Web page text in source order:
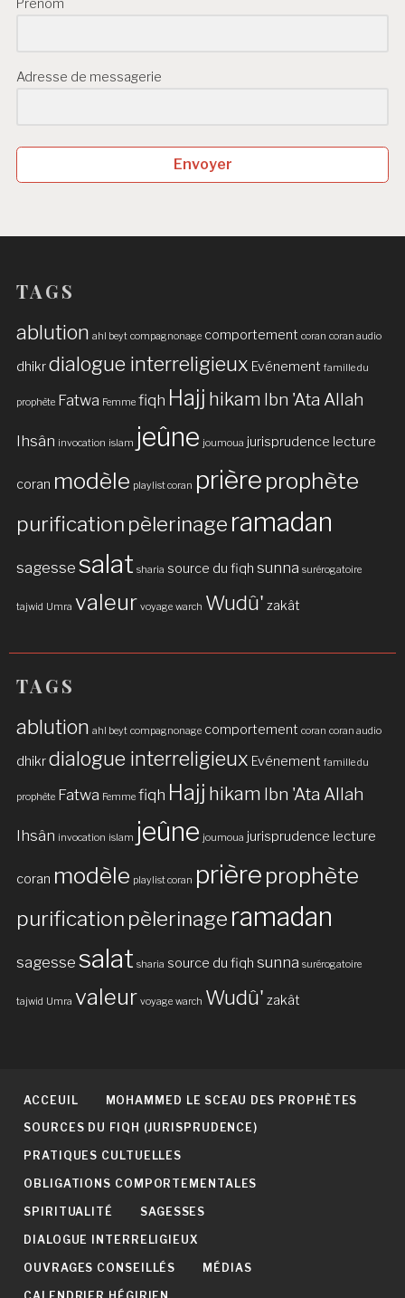
Prénom
Adresse de messagerie
Envoyer
TAGS
ablution ahl beyt compagnonage comportement coran coran audio
dhikrdialogue interreligieux Evénement famille du
prophète Fatwa Femme fiqh Hajj hikam Ibn 'Ata Allah
Ihsân invocation islam jeûne joumoua jurisprudence lecture
coran modèle playlist coran prière prophète
purification pèlerinage ramadan
sagesse salat sharia source du fiqh sunna surérogatoire
tajwid Umra valeur voyage warch Wudû' zakât
TAGS
ablution ahl beyt compagnonage comportement coran coran audio
dhikrdialogue interreligieux Evénement famille du
prophète Fatwa Femme fiqh Hajj hikam Ibn 'Ata Allah
Ihsân invocation islam jeûne joumoua jurisprudence lecture
coran modèle playlist coran prière prophète
purification pèlerinage ramadan
sagesse salat sharia source du fiqh sunna surérogatoire
tajwid Umra valeur voyage warch Wudû' zakât
ACCEUIL MOHAMMED LE SCEAU DES PROPHÈTES
SOURCES DU FIQH (JURISPRUDENCE)
PRATIQUES CULTUELLES
OBLIGATIONS COMPORTEMENTALES
SPIRITUALITÉ SAGESSES
DIALOGUE INTERRELIGIEUX
OUVRAGES CONSEILLÉS MÉDIAS